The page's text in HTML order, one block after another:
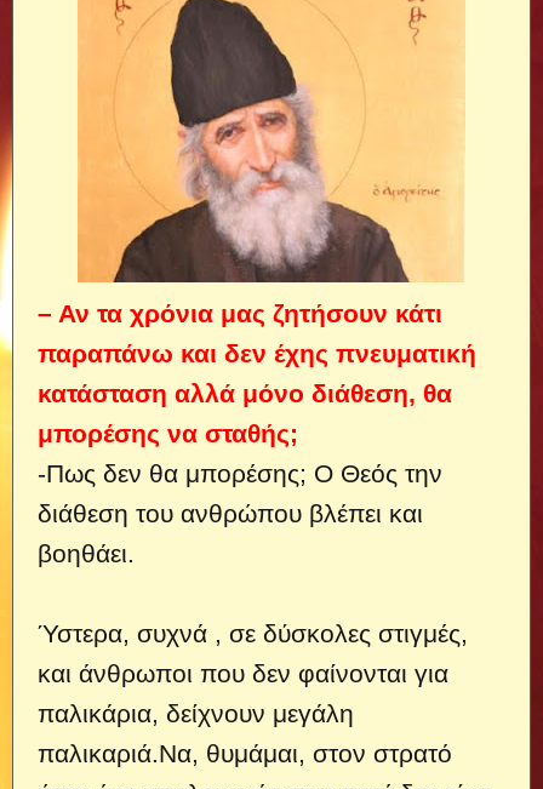
– Αν τα χρόνια μας ζητήσουν κάτι
παραπάνω και δεν έχης πνευματική
κατάσταση αλλά μόνο διάθεση, θα
μπορέσης να σταθής;
-Πως δεν θα μπορέσης; Ο Θεός την
διάθεση του ανθρώπου βλέπει και
βοηθάει.
Ύστερα, συχνά , σε δύσκολες στιγμές,
και άνθρωποι που δεν φαίνονται για
παλικάρια, δείχνουν μεγάλη
παλικαριά.Να, θυμάμαι, στον στρατό